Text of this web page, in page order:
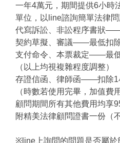
一年4萬元，期間提供6小時
單位，以line諮詢簡單法律問
代寫訴訟、非訟程序書狀
契約草擬、審議——最低扣
支付命令、本票裁定——最
（以上均視複雜程度調整）
存證信函、律師函——扣除1
（時數若使用完畢，加值費
顧問期間所有其他費用均享
附精美法律顧問證書一份（
※line上詢問的問題是否屬於